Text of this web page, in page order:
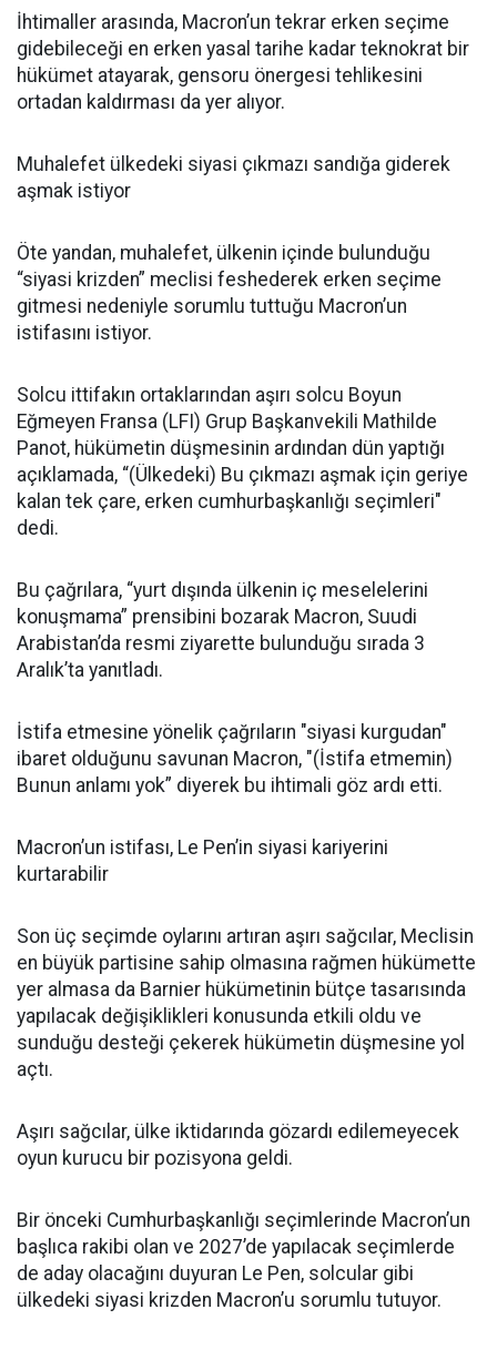
İhtimaller arasında, Macron’un tekrar erken seçime
gidebileceği en erken yasal tarihe kadar teknokrat bir
hükümet atayarak, gensoru önergesi tehlikesini
ortadan kaldırması da yer alıyor.
Muhalefet ülkedeki siyasi çıkmazı sandığa giderek
aşmak istiyor
Öte yandan, muhalefet, ülkenin içinde bulunduğu
“siyasi krizden” meclisi feshederek erken seçime
gitmesi nedeniyle sorumlu tuttuğu Macron’un
istifasını istiyor.
Solcu ittifakın ortaklarından aşırı solcu Boyun
Eğmeyen Fransa (LFI) Grup Başkanvekili Mathilde
Panot, hükümetin düşmesinin ardından dün yaptığı
açıklamada, “(Ülkedeki) Bu çıkmazı aşmak için geriye
kalan tek çare, erken cumhurbaşkanlığı seçimleri"
dedi.
Bu çağrılara, “yurt dışında ülkenin iç meselelerini
konuşmama” prensibini bozarak Macron, Suudi
Arabistan’da resmi ziyarette bulunduğu sırada 3
Aralık’ta yanıtladı.
İstifa etmesine yönelik çağrıların "siyasi kurgudan"
ibaret olduğunu savunan Macron, "(İstifa etmemin)
Bunun anlamı yok” diyerek bu ihtimali göz ardı etti.
Macron’un istifası, Le Pen’in siyasi kariyerini
kurtarabilir
Son üç seçimde oylarını artıran aşırı sağcılar, Meclisin
en büyük partisine sahip olmasına rağmen hükümette
yer almasa da Barnier hükümetinin bütçe tasarısında
yapılacak değişiklikleri konusunda etkili oldu ve
sunduğu desteği çekerek hükümetin düşmesine yol
açtı.
Aşırı sağcılar, ülke iktidarında gözardı edilemeyecek
oyun kurucu bir pozisyona geldi.
Bir önceki Cumhurbaşkanlığı seçimlerinde Macron’un
başlıca rakibi olan ve 2027’de yapılacak seçimlerde
de aday olacağını duyuran Le Pen, solcular gibi
ülkedeki siyasi krizden Macron’u sorumlu tutuyor.